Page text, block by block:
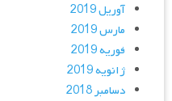
آوریل 2019
مارس 2019
فوریه 2019
ژانویه 2019
دسامبر 2018